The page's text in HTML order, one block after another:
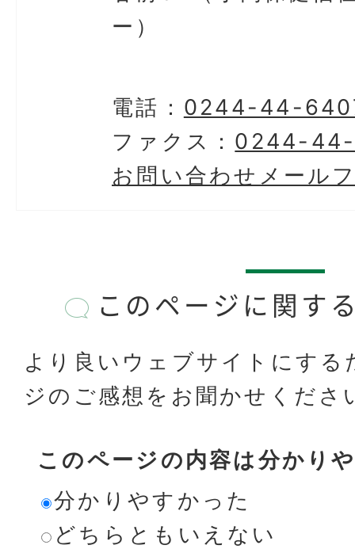
ー）
電話： 0244-44-
ファクス： 0244-
お問い合わせメール
このページに関す
より良いウェブサイトにする
ジのご感想をお聞かせくださ
このページの内容は分かり
分かりやすかった
どちらともいえない